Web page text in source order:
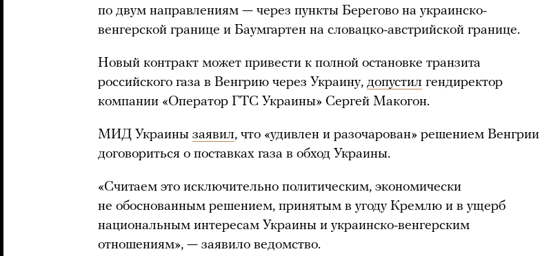
по двум направлениям — через пункты Берегово на украинско-
венгерской границе и Баумгартен на словацко-австрийской границе.
Новый контракт может привести к полной остановке транзита
российского газа в Венгрию через Украину, допустил гендиректор
компании «Оператор ГТС Украины» Сергей Макогон.
МИД Украины заявил, что «удивлен и разочарован» решением Венгрии
договориться о поставках газа в обход Украины.
«Считаем это исключительно политическим, экономически
не обоснованным решением, принятым в угоду Кремлю и в ущерб
национальным интересам Украины и украинско-венгерским
отношениям», — заявило ведомство.